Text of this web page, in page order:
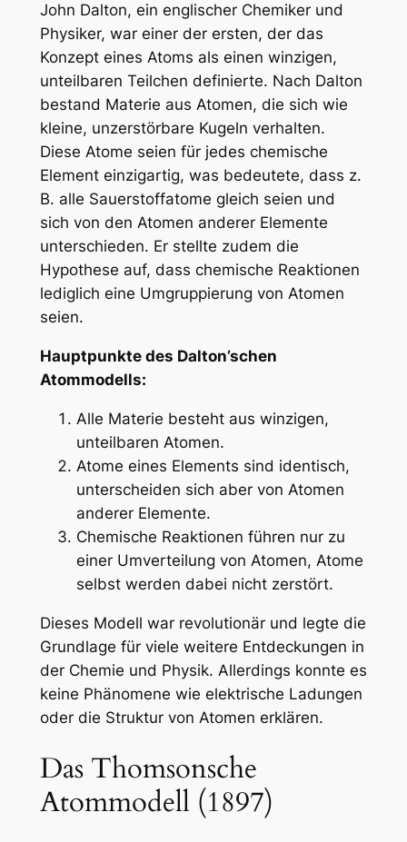
John Dalton, ein englischer Chemiker und
Physiker, war einer der ersten, der das
Konzept eines Atoms als einen winzigen,
unteilbaren Teilchen definierte. Nach Dalton
bestand Materie aus Atomen, die sich wie
kleine, unzerstörbare Kugeln verhalten.
Diese Atome seien für jedes chemische
Element einzigartig, was bedeutete, dass z.
B. alle Sauerstoffatome gleich seien und
sich von den Atomen anderer Elemente
unterschieden. Er stellte zudem die
Hypothese auf, dass chemische Reaktionen
lediglich eine Umgruppierung von Atomen
seien.
Hauptpunkte des Dalton’schen
Atommodells:
Alle Materie besteht aus winzigen,
unteilbaren Atomen.
Atome eines Elements sind identisch,
unterscheiden sich aber von Atomen
anderer Elemente.
Chemische Reaktionen führen nur zu
einer Umverteilung von Atomen, Atome
selbst werden dabei nicht zerstört.
Dieses Modell war revolutionär und legte die
Grundlage für viele weitere Entdeckungen in
der Chemie und Physik. Allerdings konnte es
keine Phänomene wie elektrische Ladungen
oder die Struktur von Atomen erklären.
Das Thomsonsche
Atommodell (1897)